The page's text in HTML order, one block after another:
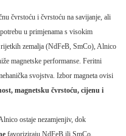
čvrstoću i čvrstoću na savijanje, ali
u primjenama s visokim
zemalja (NdFeB, SmCo), Alnico
magnetske performanse. Feritni
svojstva. Izbor magneta ovisi
magnetsku čvrstoću, cijenu i
ostaje nezamjenjiv, dok